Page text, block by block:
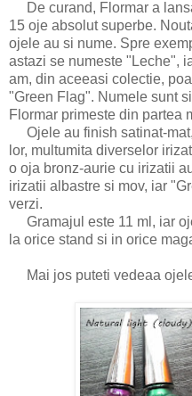
De curand, Flormar a
15 oje absolut superbe.
ojele au si nume. Spre
astazi se numeste "Leche",
am, din aceeasi colectie,
"Green Flag". Numele sunt
Flormar primeste din partea
Ojele au finish satinat-
lor, multumita diverselor
o oja bronz-aurie cu irizatii
irizatii albastre si mov, iar
verzi.
Gramajul este 11 ml, iar
la orice stand si in orice
Mai jos puteti vedeaa